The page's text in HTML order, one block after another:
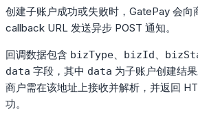
创建子账户成功或失败时，GatePay 会向
callback URL 发送异步 POST 通知。
回调数据包含 bizType、 bizId 、
data 字段，其中 data 为子账户创建结
商户需在该地址上接收并解析，并返回
功。